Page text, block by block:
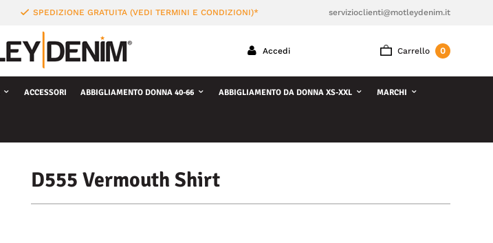
SPEDIZIONE GRATUITA (VEDI TERMINI E CONDIZIONI)* servizioclienti@motleydenim.it
Carrello 0
Accedi
ACCESSORI ABBIGLIAMENTO DONNA 40-66 ABBIGLIAMENTO DA DONNA XS-XXL MARCHI
D555 Vermouth Shirt